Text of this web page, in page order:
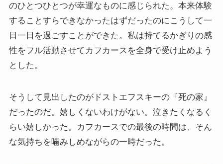
マルクスは宗教的な現象か
おすすめマルクス・エンゲルス伝記
マルクス・エンゲルス著作と関連作品
マルクス・エンゲルスの生涯と思想背景
産業革命とイギリス・ヨーロッパ社会
ロシアの歴史・文化とドストエフスキー
のひとつひとつが幸運なものに感じられた。本来体験
することすらできなかったはずだったのにこうして一
日一日を過ごすことができた。私は持てるかぎりの感
性をフル活動させてカフカースを全身で受け止めよう
とした。
そうして見出したのがドストエフスキーの『死の家』
だったのだ。嬉しくないわけがない。泣きたくなるく
らい嬉しかった。カフカースでの最後の時間は、そん
な気持ちを噛みしめながらの一時だった。